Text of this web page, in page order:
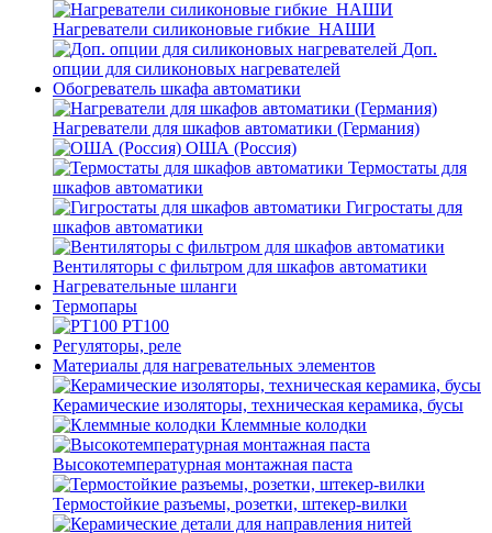
Нагреватели силиконовые гибкие_НАШИ
Доп.
опции для силиконовых нагревателей
Обогреватель шкафа автоматики
Нагреватели для шкафов автоматики (Германия)
ОША (Россия)
Термостаты для
шкафов автоматики
Гигростаты для
шкафов автоматики
Вентиляторы с фильтром для шкафов автоматики
Нагревательные шланги
Термопары
PT100
Регуляторы, реле
Материалы для нагревательных элементов
Керамические изоляторы, техническая керамика, бусы
Клеммные колодки
Высокотемпературная монтажная паста
Термостойкие разъемы, розетки, штекер-вилки